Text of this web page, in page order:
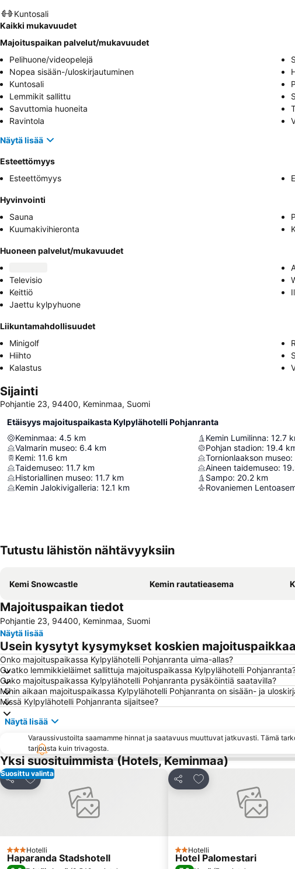
Kuntosali
Kaikki mukavuudet
Majoituspaikan palvelut/mukavuudet
Pelihuone/videopelejä
Nopea sisään-/uloskirjautuminen
Kuntosali
Lemmikit sallittu
Savuttomia huoneita
Ravintola
Näytä lisää
Esteettömyys
Esteettömyys
Hyvinvointi
Sauna
Kuumakivihieronta
Huoneen palvelut/mukavuudet
Televisio
Keittiö
Jaettu kylpyhuone
Liikuntamahdollisuudet
Minigolf
Hiihto
Kalastus
Sijainti
Pohjantie 23, 94400, Keminmaa, Suomi
Etäisyys majoituspaikasta Kylpylähotelli Pohjanranta
Keminmaa: 4.5 km
Valmarin museo: 6.4 km
Kemi: 11.6 km
Taidemuseo: 11.7 km
Historiallinen museo: 11.7 km
Kemin Jalokivigalleria: 12.1 km
Kemin Lumilinna: 12.7
Pohjan stadion: 19.4
Tornionlaakson museo:
Aineen taidemuseo:
Sampo: 20.2 km
Rovaniemen
Tutustu lähistön nähtävyyksiin
Kemi Snowcastle Kemin rautatieasema
Majoituspaikan tiedot
Pohjantie 23, 94400, Keminmaa, Suomi
Näytä lisää
Usein kysytyt kysymykset koskien
Onko majoituspaikassa Kylpylähotelli Pohjanranta uima-allas?
Ovatko lemmikkieläimet sallittuja majoituspaikassa Kylpylähotelli
Onko majoituspaikassa Kylpylähotelli Pohjanranta pysäköintiä saatavilla?
Mihin aikaan majoituspaikassa Kylpylähotelli Pohjanranta on sisään- ja
Missä Kylpylähotelli Pohjanranta sijaitsee?
Näytä lisää
Varaussivustoilta saamamme hinnat ja saatavuus muuttuvat jatkuvasti. Tämä
tarjousta kuin trivagosta.
Yksi suosituimmista (Hotels, Keminmaa)
Suosittu valinta
Jaa
Lisää suosikkeihin
3 Tähtiluokitus
Hotelli
Haparanda Stadshotell
Jaa
Lisää suosikkeihin
2 Tähtiluokitus
Hotelli
Hotel Palomestari